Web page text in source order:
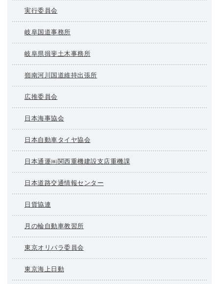
実行委員会
岐阜国道事務所
岐阜県揖斐土木事務所
嶺南河川国道維持出張所
広推委員会
日本海事協会
日本自動車タイヤ協会
日本通運㈱関西重機建設支店重機課
日本道路交通情報センター
日貨協連
月の輪自動車教習所
東京オリパラ委員会
東京海上日動